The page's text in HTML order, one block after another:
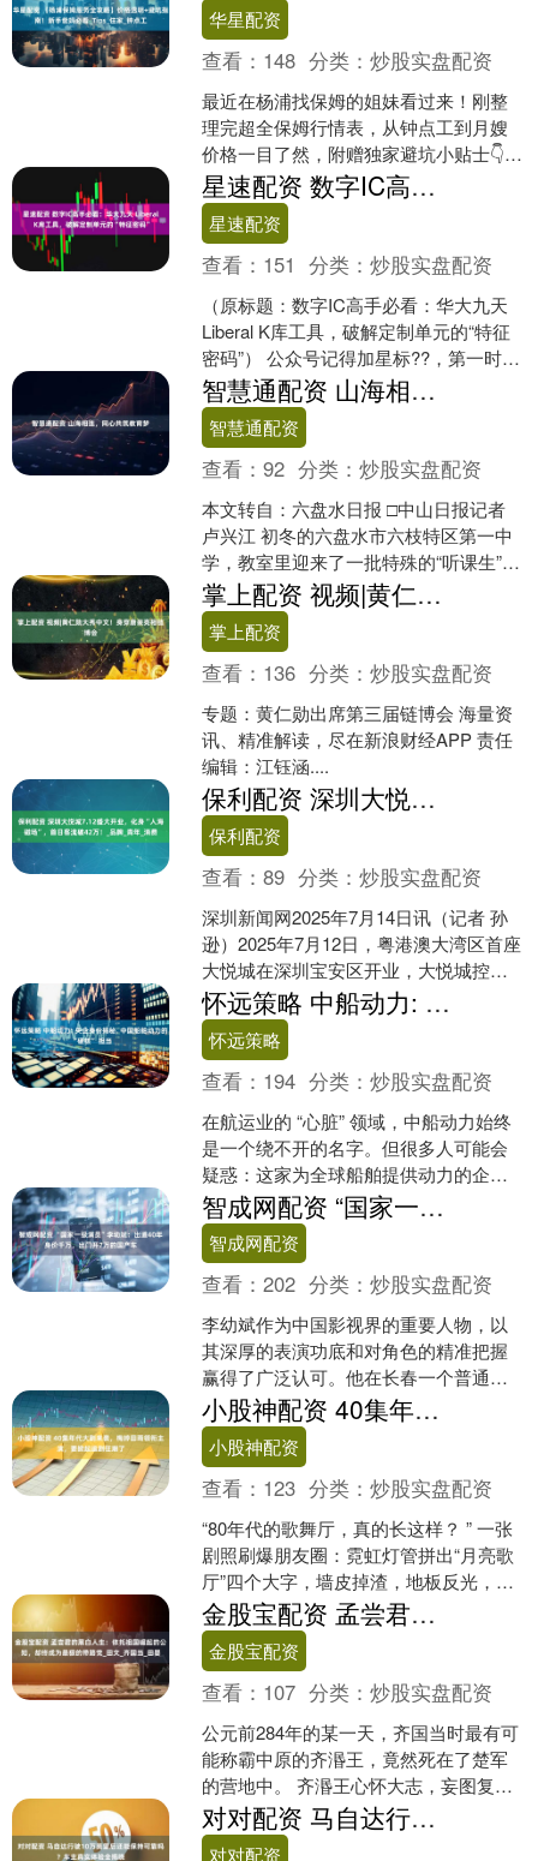
华星配资
查看： 148 分类：炒股实盘配资
最近在杨浦找保姆的姐妹看过来！刚整
理完超全保姆行情表，从钟点工到月嫂
价格一目了然，附赠独家避坑小贴士👇
🔍【钟点工】📌服务：买菜做饭+全屋打
扫+接娃放学💸价格：....
星速配资 数字IC高手必看：华大九天 Liberal K库工具，破解定制单元的“特征密码”
星速配资
查看： 151 分类：炒股实盘配资
（原标题：数字IC高手必看：华大九天
Liberal K库工具，破解定制单元的“特征
密码”） 公众号记得加星标??，第一时间
看推送不会错过。 在AI、大模型、智....
智慧通配资 山海相连，同心共筑教育梦
智慧通配资
查看：92 分类：炒股实盘配资
本文转自：六盘水日报 □中山日报记者
卢兴江 初冬的六盘水市六枝特区第一中
学，教室里迎来了一批特殊的“听课生”。
11月6日，中山市华侨中学的教师们跨越
千里，坐在....
掌上配资 视频|黄仁勋大秀中文！身穿唐装亮相链博会
掌上配资
查看： 136 分类：炒股实盘配资
专题：黄仁勋出席第三届链博会 海量资
讯、精准解读，尽在新浪财经APP 责任
编辑：江钰涵....
保利配资 深圳大悦城7.12盛大开业，化身“人海磁场”，首日客流破42万！_品牌_青年_消费
保利配资
查看：89 分类：炒股实盘配资
深圳新闻网2025年7月14日讯（记者 孙
逊）2025年7月12日，粤港澳大湾区首座
大悦城在深圳宝安区开业，大悦城控股
副总经理兼北方大区公司总经理田佳
琳，大悦城....
怀远策略 中船动力: 央企身份揭秘, 中国船舶动力的 “硬核” 担当
怀远策略
查看： 194 分类：炒股实盘配资
在航运业的 “心脏” 领域，中船动力始终
是一个绕不开的名字。但很多人可能会
疑惑：这家为全球船舶提供动力的企
业，究竟是国企还是央企？今天咱们就
来扒开它的 “身世”....
智成网配资 “国家一级演员”李幼斌：出道40年身价千万，出门开7万的国产车
智成网配资
查看：202 分类：炒股实盘配资
李幼斌作为中国影视界的重要人物，以
其深厚的表演功底和对角色的精准把握
赢得了广泛认可。他在长春一个普通工
人家庭长大，早年受姐姐李野萍影响，
对话剧产生兴趣。 197....
小股神配资 40集年代大剧来袭，梅婷田雨领衔主演，要掀起追剧狂潮了
小股神配资
查看： 123 分类：炒股实盘配资
“80年代的歌舞厅，真的长这样？ ” 一张
剧照刷爆朋友圈：霓虹灯管拼出“月亮歌
厅”四个大字，墙皮掉渣，地板反光，梅
婷烫着爆炸头，田雨抱着吉他，像从旧
磁带里走出来....
金股宝配资 孟尝君的黑白人生：依托祖国崛起的公知，却终成为最狠的带路党_田文_齐国当_田婴
金股宝配资
查看： 107 分类：炒股实盘配资
公元前284年的某一天，齐国当时最有可
能称霸中原的齐湣王，竟然死在了楚军
的营地中。 齐湣王心怀大志，妄图复兴
齐国，并吞并宋国，继而称霸整个中
原。然而，他的野心却....
对对配资 马自达行驶10万英里后还能保持可靠吗？车主真实体验全揭晓
对对配资